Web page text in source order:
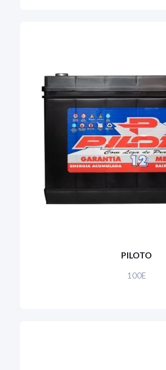
PILOTO
100E